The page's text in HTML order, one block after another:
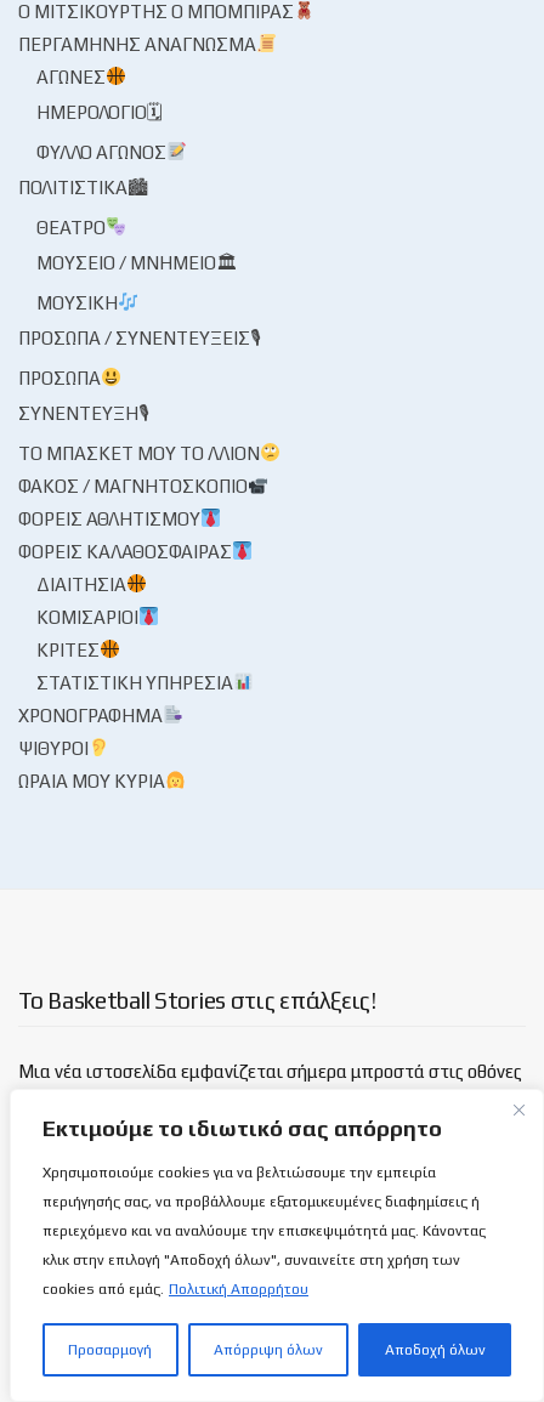
Εκτιμούμε το ιδιωτικό σας απόρρητο
Χρησιμοποιούμε cookies για να βελτιώσουμε την εμπειρία
περιήγησής σας, να προβάλλουμε εξατομικευμένες διαφημίσεις ή
περιεχόμενο και να αναλύουμε την επισκεψιμότητά μας. Κάνοντας
κλικ στην επιλογή "Αποδοχή όλων", συναινείτε στη χρήση των
cookies από εμάς. Πολιτική Απορρήτου
Προσαρμογή Απόρριψη όλων Αποδοχή όλων
Ο ΜΙΤΣΙΚΟΥΡΤΉΣ Ο ΜΠΌΜΠΙΡΑΣ
ΠΕΡΓΑΜΗΝΉΣ ΑΝΆΓΝΩΣΜΑ
ΑΓΏΝΕΣ
ΗΜΕΡΟΛΌΓΙΟ🗓
ΦΎΛΛΟ ΑΓΏΝΟΣ
ΠΟΛΙΤΙΣΤΙΚΆ🏙
ΘΈΑΤΡΟ
ΜΟΥΣΕΊΟ / ΜΝΗΜΕΊΟ🏛
ΜΟΥΣΙΚΉ
ΠΡΌΣΩΠΑ / ΣΥΝΕΝΤΕΎΞΕΙΣ🎙
ΠΡΌΣΩΠΑ
ΣΥΝΈΝΤΕΥΞΗ🎙
ΤΟ ΜΠΆΣΚΕΤ ΜΟΥ ΤΟ ΛΛΊΟΝ
ΦΑΚΌΣ / ΜΑΓΝΗΤΟΣΚΌΠΙΟ
ΦΟΡΕΊΣ ΑΘΛΗΤΙΣΜΟΎ
ΦΟΡΕΊΣ ΚΑΛΑΘΌΣΦΑΙΡΑΣ
ΔΙΑΙΤΗΣΊΑ
ΚΟΜΙΣΆΡΙΟΙ
ΚΡΙΤΈΣ
ΣΤΑΤΙΣΤΙΚΉ ΥΠΗΡΕΣΊΑ
ΧΡΟΝΟΓΡΆΦΗΜΑ
ΨΊΘΥΡΟΙ
ΩΡΑΊΑ ΜΟΥ ΚΥΡΊΑ
Το Basketball Stories στις επάλξεις!
Μια νέα ιστοσελίδα εμφανίζεται σήμερα μπροστά στις οθόνες
Κανένα μα κανένα κείμενο σε αυτήν την ιστοσελίδα, δεν
θα είναιανώνυμο!
καλαθόσφαιρα | ιστορία | πνεύμα | πολιτεία
Τελευταία άρθρα